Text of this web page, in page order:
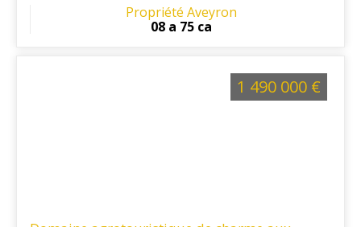
Propriété Aveyron
08 a 75 ca
1 490 000 €